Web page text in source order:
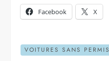
Facebook
X
VOITURES SANS PERMIS